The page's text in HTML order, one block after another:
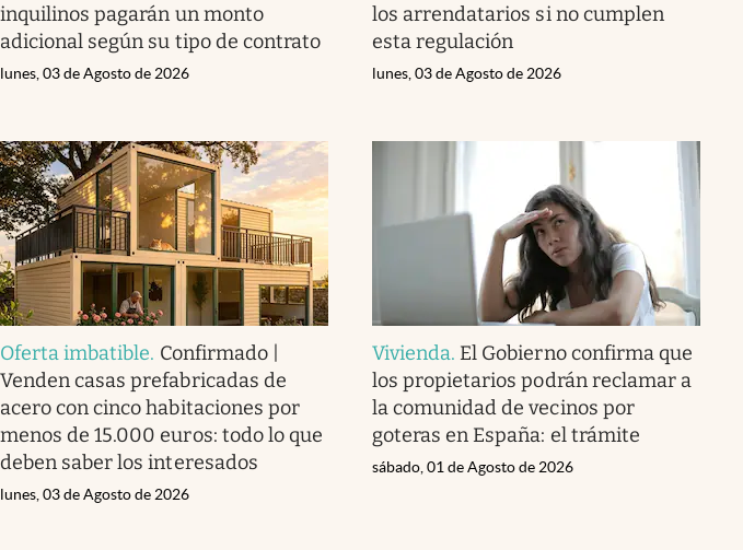
inquilinos pagarán un monto
adicional según su tipo de contrato
lunes, 03 de Agosto de 2026
los arrendatarios si no cumplen
esta regulación
lunes, 03 de Agosto de 2026
Oferta imbatible. Confirmado |
Venden casas prefabricadas de
acero con cinco habitaciones por
menos de 15.000 euros: todo lo que
deben saber los interesados
lunes, 03 de Agosto de 2026
Vivienda. El Gobierno confirma que
los propietarios podrán reclamar a
la comunidad de vecinos por
goteras en España: el trámite
sábado, 01 de Agosto de 2026